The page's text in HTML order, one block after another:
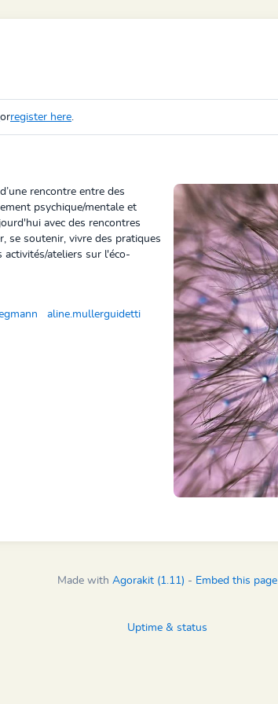
orregister here.
rencontre entre des
psychique/mentale et
avec des rencontres
se soutenir, vivre des pratiques
ateliers sur l'éco-
aline.mullerguidetti
Made with Agorakit (1.11) - Embed this page
Uptime & status